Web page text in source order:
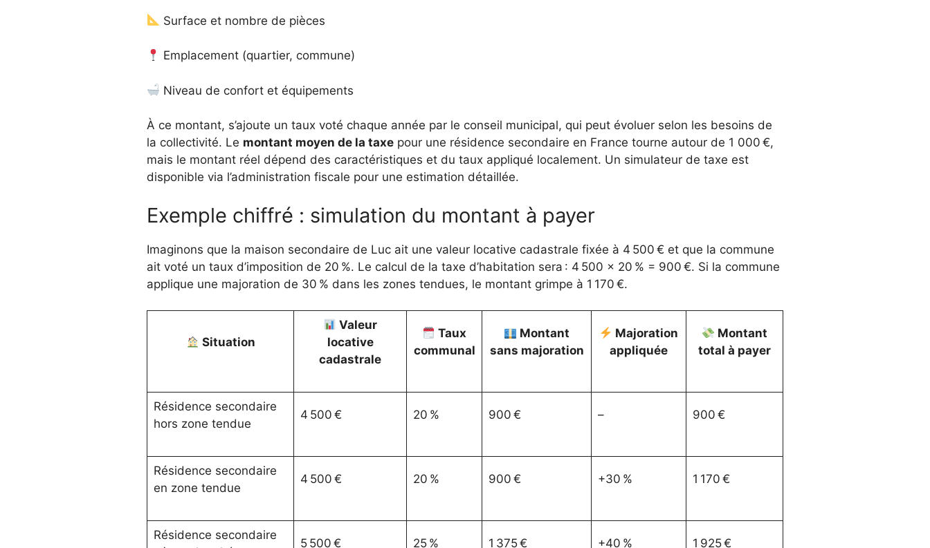
Surface et nombre de pièces
Emplacement (quartier, commune)
Niveau de confort et équipements
À ce montant, s’ajoute un taux voté chaque année par le conseil municipal, qui peut évoluer selon les besoins de
la collectivité. Le montant moyen de la taxe pour une résidence secondaire en France tourne autour de 1 000 €,
mais le montant réel dépend des caractéristiques et du taux appliqué localement. Un simulateur de taxe est
disponible via l’administration fiscale pour une estimation détaillée.
Exemple chiffré : simulation du montant à payer
Imaginons que la maison secondaire de Luc ait une valeur locative cadastrale fixée à 4 500 € et que la commune
ait voté un taux d’imposition de 20 %. Le calcul de la taxe d’habitation sera : 4 500 × 20 % = 900 €. Si la commune
applique une majoration de 30 % dans les zones tendues, le montant grimpe à 1 170 €.
Situation
Valeur
locative
cadastrale
Taux
communal
Montant
sans majoration
Majoration
appliquée
Montant
total à payer
Résidence secondaire
hors zone tendue
4 500 € 20 % 900 € – 900 €
Résidence secondaire
en zone tendue
4 500 € 20 % 900 € +30 % 1 170 €
Résidence secondaire
5 500 € 25 % 1 375 € +40 % 1 925 €